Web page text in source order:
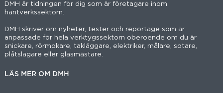
DMH är tidningen för dig som är företagare inom
hantverkssektorn.
DMH skriver om nyheter, tester och reportage som är
anpassade för hela verktygssektorn oberoende om du är
snickare, rörmokare, takläggare, elektriker, målare, sotare,
plåtslagare eller glasmästare.
LÄS MER OM DMH